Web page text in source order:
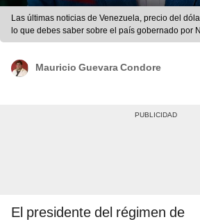
Las últimas noticias de Venezuela, precio del
lo que debes saber sobre el país gobernado por
composición LR/AFP
Mauricio Guevara Condore
El presidente del régimen de